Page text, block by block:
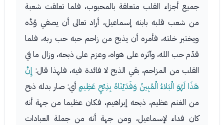
جميع أجزاء القلب متعلقة بالمحبوب، فلما تعلقت شعبة
من شعب قلبه بابنه إسماعيل، أراد تعالى أن يصفي وُدَّه
ويختبر خلته، فأمره أن يذبح من زاحم حبه حب ربه، فلما
قدّم حب الله، وآثره على هواه، وعزم على ذبحه، وزال ما في
القلب من المزاحم، بقي الذبح لا فائدة فيه، فلهذا قال: إِنَّ
هَذَا لَهُوَ الْبَلاءُ الْمُبِينُ وَفَدَيْنَاهُ بِذِبْحٍ عَظِيمٍأي: صار بدله ذبح
من الغنم عظيم، ذبحه إبراهيم، فكان عظيما من جهة أنه
كان فداء لإسماعيل، ومن جهة أنه من جملة العبادات